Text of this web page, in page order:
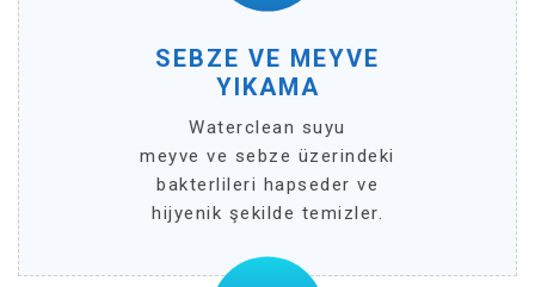
SEBZE VE MEYVE
YIKAMA
Waterclean suyu
meyve ve sebze üzerindeki
bakterlileri hapseder ve
hijyenik şekilde temizler.